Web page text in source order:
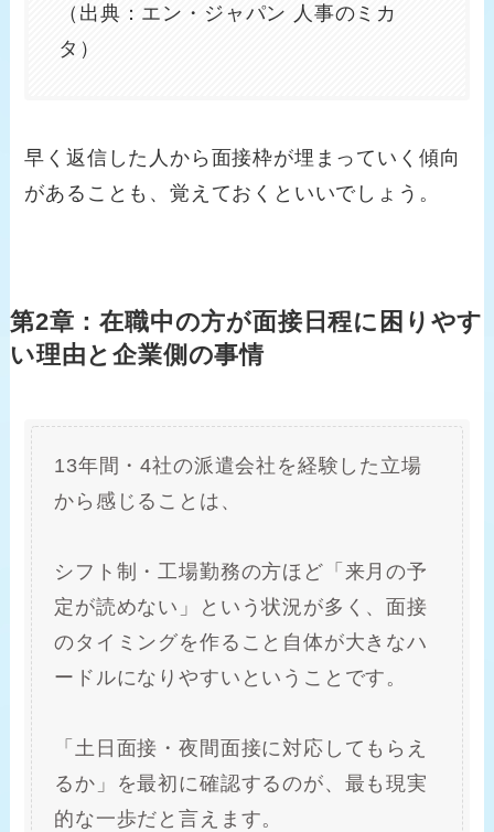
（出典：エン・ジャパン 人事のミカ
タ）
早く返信した人から面接枠が埋まっていく傾向
があることも、覚えておくといいでしょう。
第2章：在職中の方が面接日程に困りやす
い理由と企業側の事情
13年間・4社の派遣会社を経験した立場
から感じることは、
シフト制・工場勤務の方ほど「来月の予
定が読めない」という状況が多く、面接
のタイミングを作ること自体が大きなハ
ードルになりやすいということです。
「土日面接・夜間面接に対応してもらえ
るか」を最初に確認するのが、最も現実
的な一歩だと言えます。